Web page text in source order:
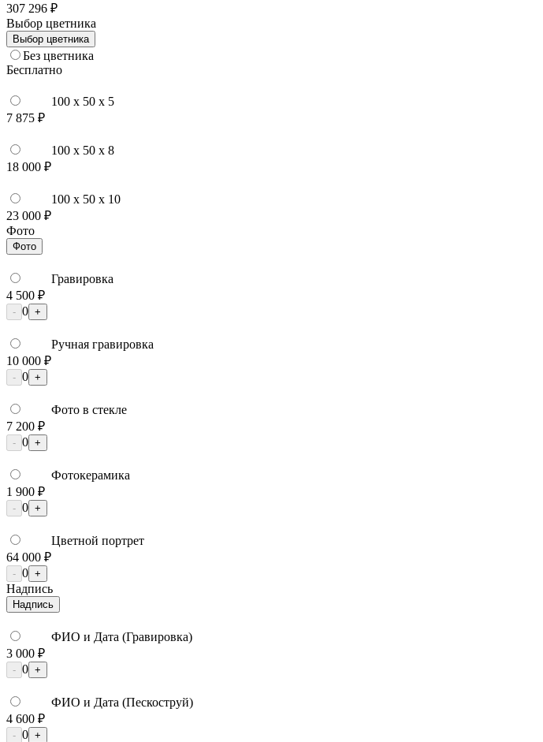
307 296 ₽
Выбор цветника
Выбор цветника
Без цветника
Бесплатно
100 x 50 x 5
7 875 ₽
100 x 50 x 8
18 000 ₽
100 x 50 x 10
23 000 ₽
Фото
Фото
Гравировка
4 500 ₽
- 0 +
Ручная гравировка
10 000 ₽
- 0 +
Фото в стекле
7 200 ₽
- 0 +
Фотокерамика
1 900 ₽
- 0 +
Цветной портрет
64 000 ₽
- 0 +
Надпись
Надпись
ФИО и Дата (Гравировка)
3 000 ₽
- 0 +
ФИО и Дата (Пескоструй)
4 600 ₽
- 0 +